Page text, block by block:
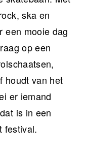
ska en
een mooie dag
op een
houdt van het
er iemand
is in een
festival.